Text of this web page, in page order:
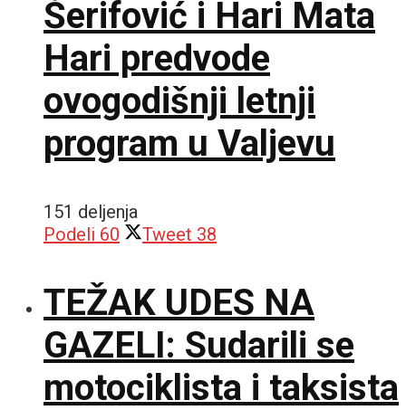
Šerifović i Hari Mata
Hari predvode
ovogodišnji letnji
program u Valjevu
151 deljenja
Podeli 60 Tweet 38
TEŽAK UDES NA
GAZELI: Sudarili se
motociklista i taksista